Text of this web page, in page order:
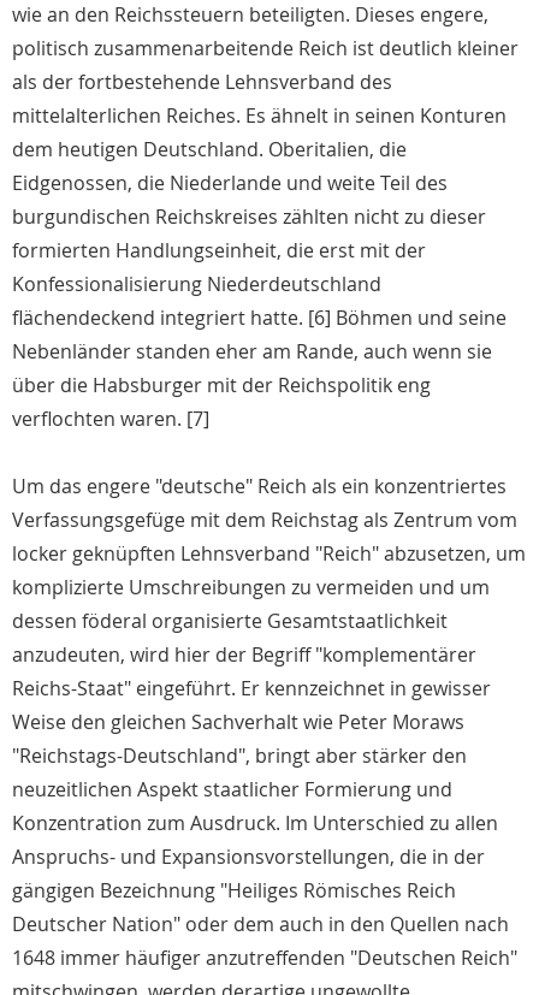
wie an den Reichssteuern beteiligten. Dieses engere,
politisch zusammenarbeitende Reich ist deutlich kleiner
als der fortbestehende Lehnsverband des
mittelalterlichen Reiches. Es ähnelt in seinen Konturen
dem heutigen Deutschland. Oberitalien, die
Eidgenossen, die Niederlande und weite Teil des
burgundischen Reichskreises zählten nicht zu dieser
formierten Handlungseinheit, die erst mit der
Konfessionalisierung Niederdeutschland
flächendeckend integriert hatte. [6] Böhmen und seine
Nebenländer standen eher am Rande, auch wenn sie
über die Habsburger mit der Reichspolitik eng
verflochten waren. [7]
Um das engere "deutsche" Reich als ein konzentriertes
Verfassungsgefüge mit dem Reichstag als Zentrum vom
locker geknüpften Lehnsverband "Reich" abzusetzen, um
komplizierte Umschreibungen zu vermeiden und um
dessen föderal organisierte Gesamtstaatlichkeit
anzudeuten, wird hier der Begriff "komplementärer
Reichs-Staat" eingeführt. Er kennzeichnet in gewisser
Weise den gleichen Sachverhalt wie Peter Moraws
"Reichstags-Deutschland", bringt aber stärker den
neuzeitlichen Aspekt staatlicher Formierung und
Konzentration zum Ausdruck. Im Unterschied zu allen
Anspruchs- und Expansionsvorstellungen, die in der
gängigen Bezeichnung "Heiliges Römisches Reich
Deutscher Nation" oder dem auch in den Quellen nach
1648 immer häufiger anzutreffenden "Deutschen Reich"